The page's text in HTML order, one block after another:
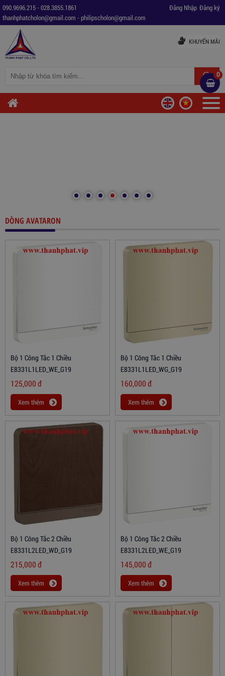
090.9696.215- 028.3855.1861
thanhphatcholon@gmail.com - philipscholon@gmail.com
Đăng ký
Đăng Nhập
KHUYẾN MÃI
0
DÒNG AVATARON
Bộ 1 Công Tắc 1 Chiều
E8331L1LED_WE_G19
125,000đ
Xem thêm
Bộ 1 Công Tắc 1 Chiều
E8331L1LED_WG_G19
160,000đ
Xem thêm
Bộ 1 Công Tắc 2 Chiều
E8331L2LED_WD_G19
215,000đ
Xem thêm
Bộ 1 Công Tắc 2 Chiều
E8331L2LED_WE_G19
145,000đ
Xem thêm